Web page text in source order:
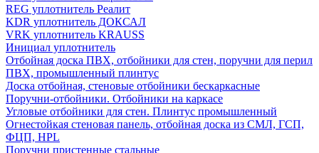
REG уплотнитель Реалит
KDR уплотнитель ДОКСАЛ
VRK уплотнитель KRAUSS
Инициал уплотнитель
Отбойная доска ПВХ, отбойники для стен, поручни для перил
ПВХ, промышленный плинтус
Доска отбойная, стеновые отбойники бескаркасные
Поручни-отбойники. Отбойники на каркасе
Угловые отбойники для стен. Плинтус промышленный
Огнестойкая стеновая панель, отбойная доска из СМЛ, ГСП,
ФЦП, HPL
Поручни пристенные стальные